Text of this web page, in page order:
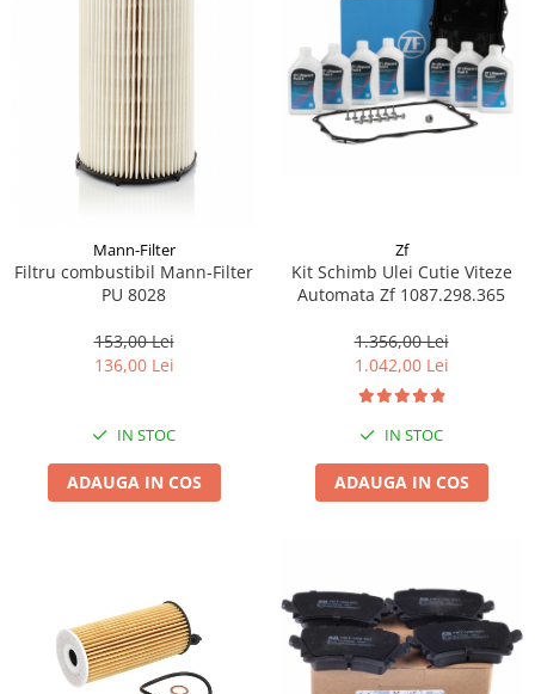
Mann-Filter
Filtru combustibil Mann-Filter
PU 8028
153,00 Lei
136,00 Lei
IN STOC
ADAUGA IN COS
Zf
Kit Schimb Ulei Cutie Viteze
Automata Zf 1087.298.365
1.356,00 Lei
1.042,00 Lei
IN STOC
ADAUGA IN COS